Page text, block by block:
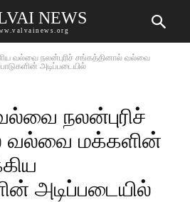
NEWS
வல்வை நலன்புரிச் சங்கத்தினால் வல்வை
அடிப்படையில்
நலன்புரிச்
வல்வை மக்களின்
அடிப்படையில்